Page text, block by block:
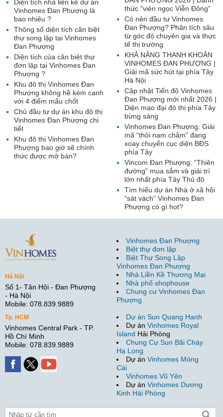
thức “viên ngọc Viễn Đông”
Có nên đầu tư Vinhomes
Đan Phượng? Phân tích sâu
từ góc độ chuyên gia và thực
tế thị trường
KHẢ NĂNG THANH KHOẢN
VINHOMES ĐAN PHƯỢNG |
Giải mã sức hút tại phía Tây
Hà Nội
Cập nhật Tiến độ Vinhomes
Đan Phượng mới nhất 2026 |
Diện mạo đại đô thị phía Tây
bừng sáng
Vinhomes Đan Phượng: Giải
mã “thỏi nam châm” đang
xoay chuyển cục diện BĐS
phía Tây
Vincom Đan Phượng: “Thiên
đường” mua sắm và giải trí
lớn nhất phía Tây Thủ đô
Tìm hiểu dự án Nhà ở xã hội
“sát vách” Vinhomes Đan
Phượng có gì hot?
Diện tích nhà liền kề dự án
Vinhomes Đan Phượng là
bao nhiêu ?
Thông số diện tích căn biệt
thự song lập tại Vinhomes
Đan Phượng
Diện tích của căn biệt thự
đơn lập tại Vinhomes Đan
Phượng ?
Khu đô thị Vinhomes Đan
Phượng không hề kém cạnh
với 4 điểm mấu chốt
Chủ đầu tư dự án khu đô thị
Vinhomes Đan Phượng chi
tiết
Khu đô thị Vinhomes Đan
Phượng bao giờ sẽ chính
thức được mở bán?
Hà Nội
Số 1- Tân Hội - Đan Phượng
- Hà Nội
Mobile: 078.839.9889
Tp. HCM
Vinhomes Central Park - TP.
Hồ Chí Minh
Mobile: 078.839.9889
Vinhomes Đan Phượng
Biệt thự đơn lập
Biệt Thự Song Lập
Vinhomes Đan Phượng
Nhà Liền Kề Thương Mại
Nhà phố shophouse
Chung cư Vinhomes Đan
Phượng
Dự án Sun Quang Hanh
Dự án Vinhomes Royal
Island Hải Phòng
Chung Cư Sun Bãi Cháy
Hạ Long
Dự án Vinhomes Móng
Cái
Vinhomes Vũ Yên
Dự án Vinhomes Dương
Kinh Hải Phòng